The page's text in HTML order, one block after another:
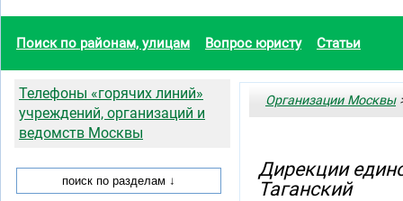
Поиск по районам, улицам Вопрос юристу Статьи
Организации Москвы
Дирекции
Таганский
Телефоны «горячих линий»
учреждений, организаций и
ведомств Москвы